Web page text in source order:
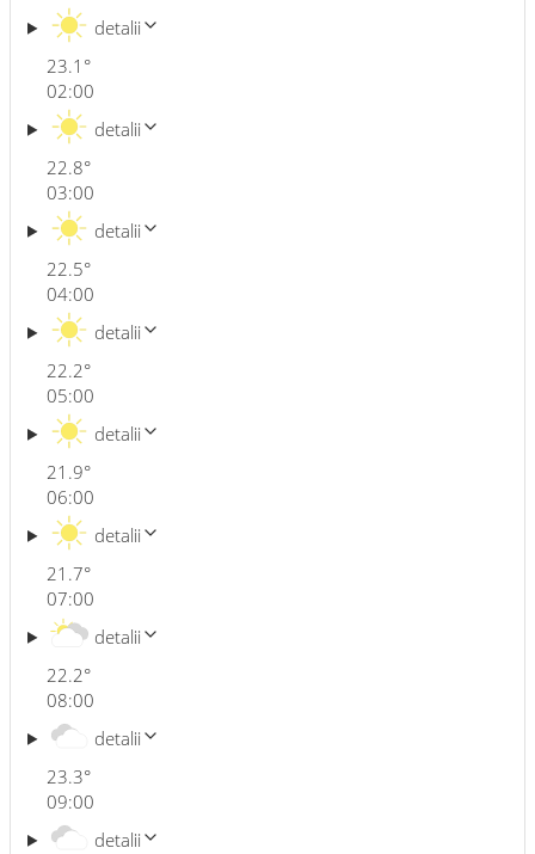
23.1 °
detalii
02:00
22.8°
detalii
03:00
22.5°
detalii
04:00
22.2°
detalii
05:00
21.9°
detalii
06:00
21.7°
detalii
07:00
22.2°
detalii
08:00
23.3°
detalii
09:00
detalii